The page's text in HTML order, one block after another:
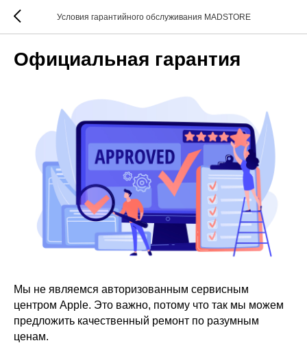
Условия гарантийного обслуживания MADSTORE
Официальная гарантия
Мы не являемся авторизованным сервисным
центром Apple. Это важно, потому что так мы можем
предложить качественный ремонт по разумным
ценам.